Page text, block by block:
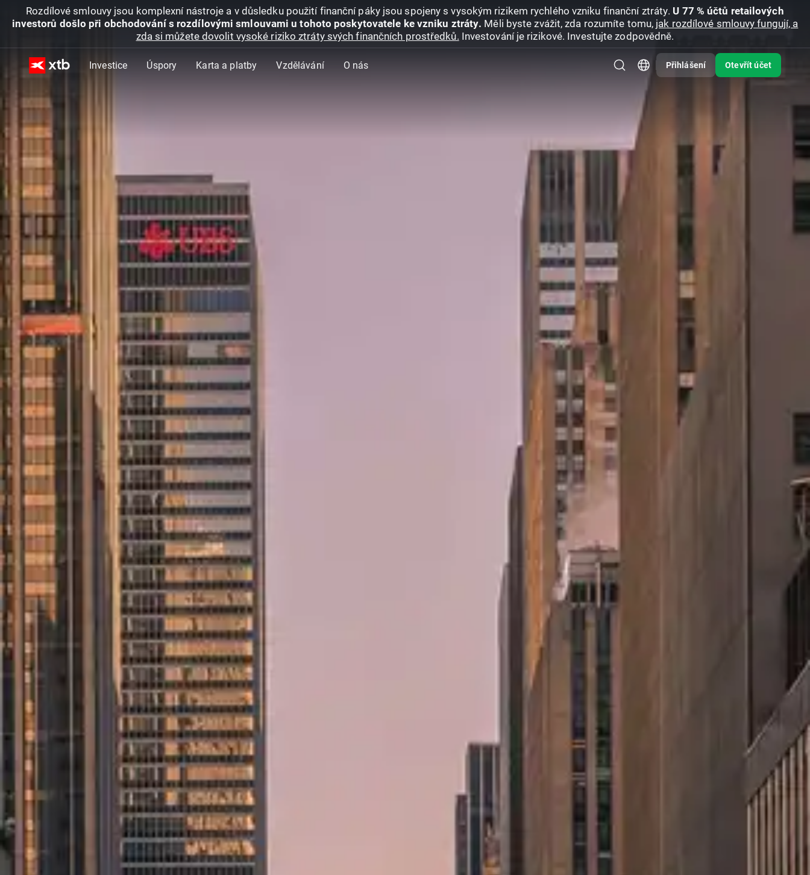
Rozdílové smlouvy jsou komplexní nástroje a v důsledku použití finanční páky jsou spojeny s vysokým rizikem rychlého vzniku finanční ztráty. U 77 % účtů retailových
investorů došlo při obchodování s rozdílovými smlouvami u tohoto poskytovatele ke vzniku ztráty. Měli byste zvážit, zda rozumíte tomu, jak rozdílové smlouvy fungují, a
zda si můžete dovolit vysoké riziko ztráty svých finančních prostředků. Investování je rizikové. Investujte zodpovědně.
Investice Úspory Karta a platby Vzdělávání O nás Přihlášení Otevřít účet